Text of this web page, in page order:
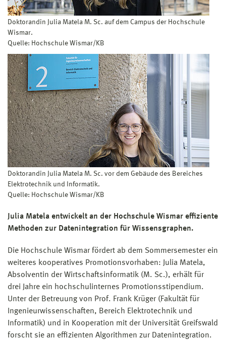
Doktorandin Julia Matela M. Sc. auf dem Campus der Hochschule
Wismar.
Quelle: Hochschule Wismar/KB
Doktorandin Julia Matela M. Sc. vor dem Gebäude des Bereiches
Elektrotechnik und Informatik.
Quelle: Hochschule Wismar/KB
Julia Matela entwickelt an der Hochschule Wismar effiziente
Methoden zur Datenintegration für Wissensgraphen.
Die Hochschule Wismar fördert ab dem Sommersemester ein
weiteres kooperatives Promotionsvorhaben: Julia Matela,
Absolventin der Wirtschaftsinformatik (M. Sc.), erhält für
drei Jahre ein hochschulinternes Promotionsstipendium.
Unter der Betreuung von Prof. Frank Krüger (Fakultät für
Ingenieurwissenschaften, Bereich Elektrotechnik und
Informatik) und in Kooperation mit der Universität Greifswald
forscht sie an effizienten Algorithmen zur Datenintegration.